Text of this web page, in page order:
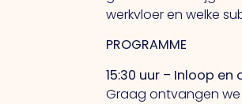
werkvloer en welke
PROGRAMME
15:30 uur – Inloop
Graag ontvangen